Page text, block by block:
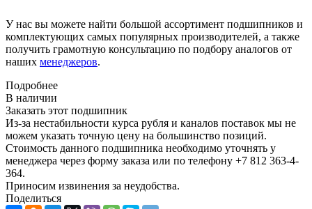
У нас вы можете найти большой ассортимент подшипников и
комплектующих самых популярных производителей, а также
получить грамотную консультацию по подбору аналогов от
наших менеджеров.
Подробнее
В наличии
Заказать этот подшипник
Из-за нестабильности курса рубля и каналов поставок мы не
можем указать точную цену на большинство позиций.
Стоимость данного подшипника необходимо уточнять у
менеджера через форму заказа или по телефону +7 812 363-4-
364.
Приносим извинения за неудобства.
Поделиться